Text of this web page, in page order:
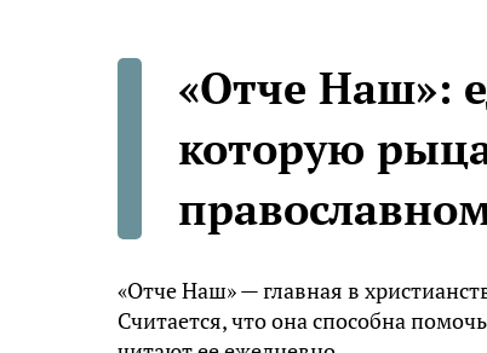
«Отче Наш»:
которую
«Отче Наш» — главная в
Считается, что она способна